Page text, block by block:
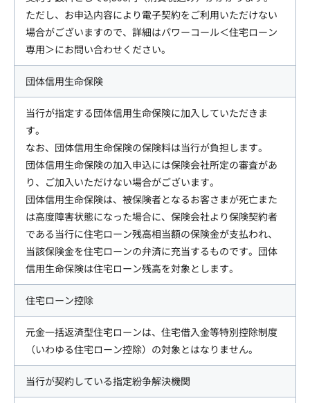
ただし、お申込内容により電子契約をご利用いただけない
場合がございますので、詳細はパワーコール＜住宅ローン
専用＞にお問い合わせください。
団体信用生命保険
当行が指定する団体信用生命保険に加入していただきま
す。
なお、団体信用生命保険の保険料は当行が負担します。
団体信用生命保険の加入申込には保険会社所定の審査があ
り、ご加入いただけない場合がございます。
団体信用生命保険は、被保険者となるお客さまが死亡また
は高度障害状態になった場合に、保険会社より保険契約者
である当行に住宅ローン残高相当額の保険金が支払われ、
当該保険金を住宅ローンの弁済に充当するものです。団体
信用生命保険は住宅ローン残高を対象とします。
住宅ローン控除
元金一括返済型住宅ローンは、住宅借入金等特別控除制度
（いわゆる住宅ローン控除）の対象とはなりません。
当行が契約している指定紛争解決機関